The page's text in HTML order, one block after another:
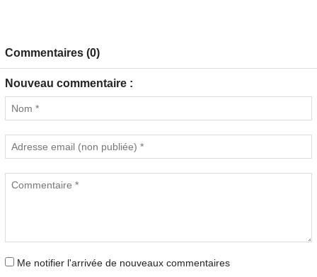
Commentaires (0)
Nouveau commentaire :
Me notifier l'arrivée de nouveaux commentaires